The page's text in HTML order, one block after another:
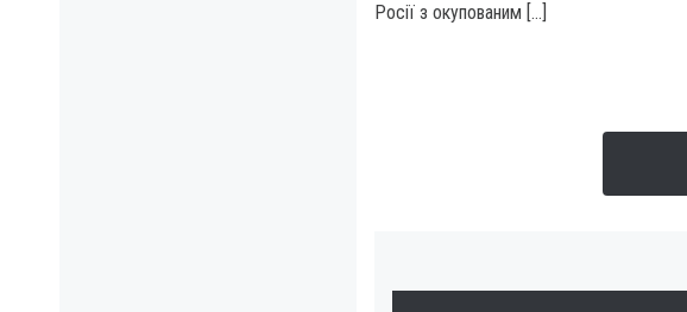
Росії з окупованим […]